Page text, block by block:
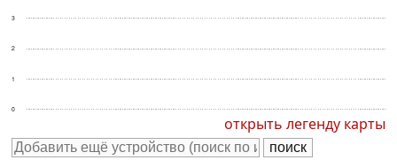
0
1
2
3
открыть легенду карты